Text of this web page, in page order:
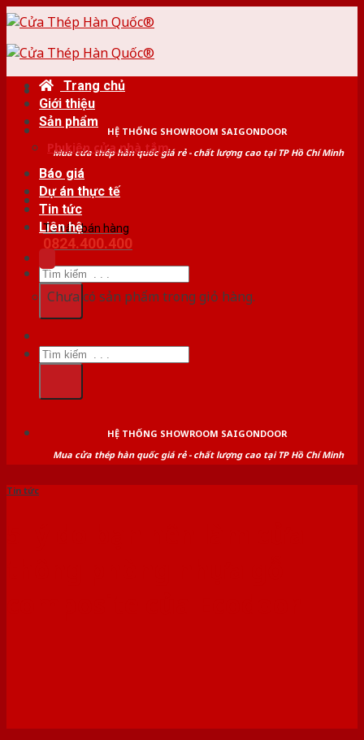
Skip
content
HỆ THỐNG SHOWROOM SAIGONDOOR
Mua cửa thép hàn quốc giá rẻ - chất lượng cao tại TP Hồ Chí Minh
Tư vấn bán hàng
0824.400.400
Tìm
kiếm:
Trang chủ
Giới thiệu
Sản phẩm
Phụ kiện cửa nhà tắm
Báo giá
Dự án thực tế
Tin tức
Liên hệ
Chưa có sản phẩm trong giỏ hàng.
Tìm
kiếm:
HỆ THỐNG SHOWROOM SAIGONDOOR
Mua cửa thép hàn quốc giá rẻ - chất lượng cao tại TP Hồ Chí Minh
Tin tức